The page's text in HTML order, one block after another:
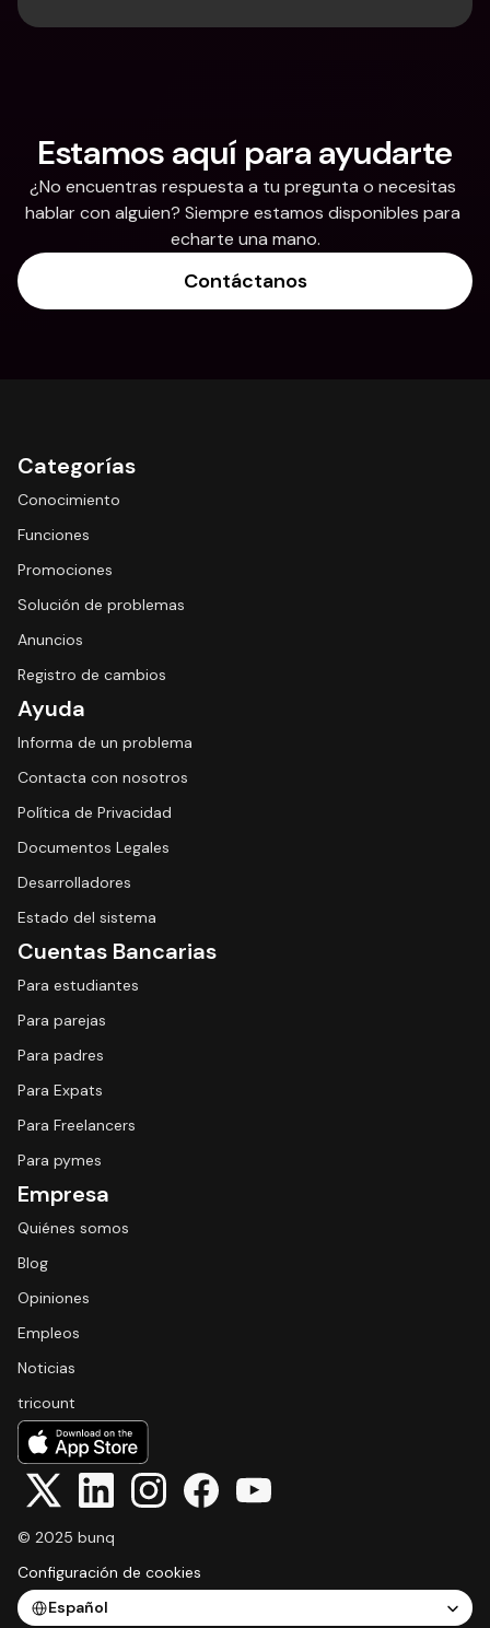
Estamos aquí para ayudarte
¿No encuentras respuesta a tu pregunta o necesitas
hablar con alguien? Siempre estamos disponibles para
echarte una mano.
Contáctanos
Categorías
Conocimiento
Funciones
Promociones
Solución de problemas
Anuncios
Registro de cambios
Ayuda
Informa de un problema
Contacta con nosotros
Política de Privacidad
Documentos Legales
Desarrolladores
Estado del sistema
Cuentas Bancarias
Para estudiantes
Para parejas
Para padres
Para Expats
Para Freelancers
Para pymes
Empresa
Quiénes somos
Blog
Opiniones
Empleos
Noticias
tricount
© 2025 bunq
Configuración de cookies
Select Language
Español